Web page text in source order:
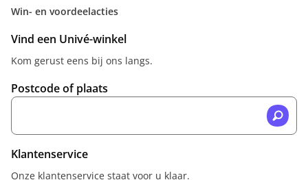
Win- en voordeelacties
Vind een Univé-winkel
Kom gerust eens bij ons langs.
Postcode of plaats
Klantenservice
Onze klantenservice staat voor u klaar.